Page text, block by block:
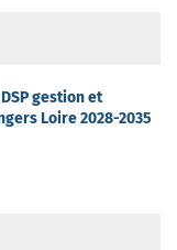
DSP gestion et
Loire 2028-2035